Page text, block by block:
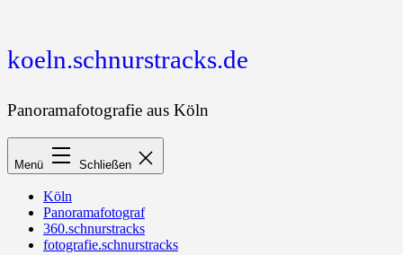
koeln.schnurstracks.de
Panoramafotografie aus Köln
Menü Schließen
Köln
Panoramafotograf
360.schnurstracks
fotografie.schnurstracks